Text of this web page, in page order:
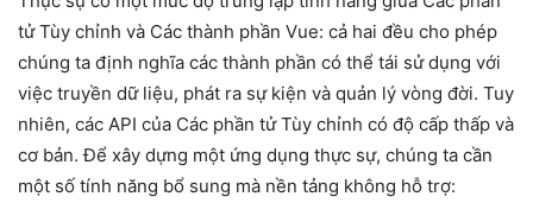
tử Tùy chỉnh và Các thành phần Vue: cả hai đều cho phép
chúng ta định nghĩa các thành phần có thể tái sử dụng với
việc truyền dữ liệu, phát ra sự kiện và quản lý vòng đời. Tuy
nhiên, các API của Các phần tử Tùy chỉnh có độ cấp thấp và
cơ bản. Để xây dựng một ứng dụng thực sự, chúng ta cần
một số tính năng bổ sung mà nền tảng không hỗ trợ: